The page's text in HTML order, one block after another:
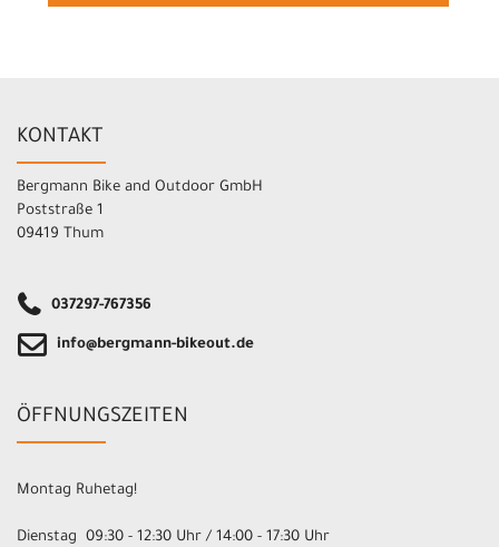
KONTAKT
Bergmann Bike and Outdoor GmbH
Poststraße 1
09419 Thum
037297-767356
info@bergmann-bikeout.de
ÖFFNUNGSZEITEN
Montag Ruhetag!
Dienstag 09:30 - 12:30 Uhr / 14:00 - 17:30 Uhr